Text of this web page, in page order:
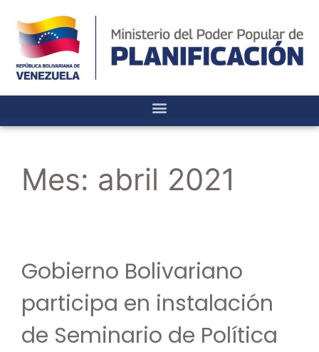
Mes: abril 2021
Gobierno Bolivariano
participa en instalación
de Seminario de Política